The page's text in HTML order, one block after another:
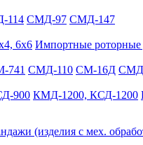
114 СМД-97 СМД-147
6х6 Импортные роторные
741 СМД-110 СМ-16Д
900 КМД-1200, КСД-1200
(изделия с мех.